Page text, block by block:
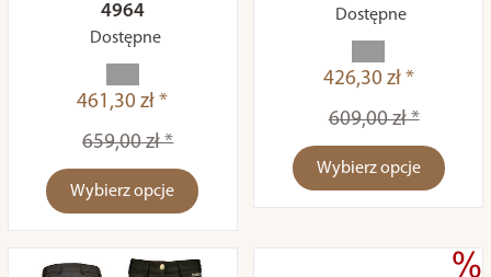
4964
Dostępne
461,30 zł *
659,00 zł *
Wybierz opcje
Dostępne
426,30 zł *
609,00 zł *
Wybierz opcje